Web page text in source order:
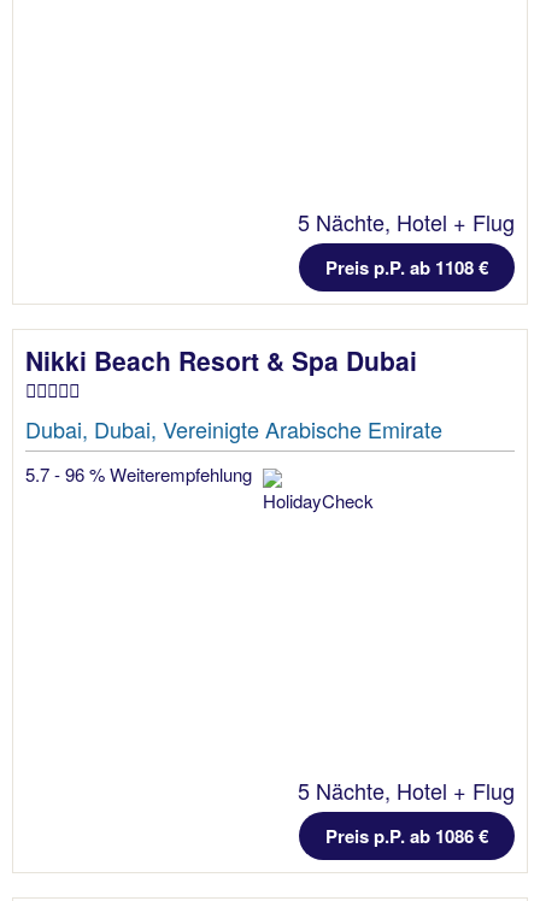
5 Nächte, Hotel + Flug
Preis p.P. ab 1108 €
Nikki Beach Resort & Spa Dubai
Dubai, Dubai, Vereinigte Arabische Emirate
5.7 - 96 % Weiterempfehlung
5 Nächte, Hotel + Flug
Preis p.P. ab 1086 €